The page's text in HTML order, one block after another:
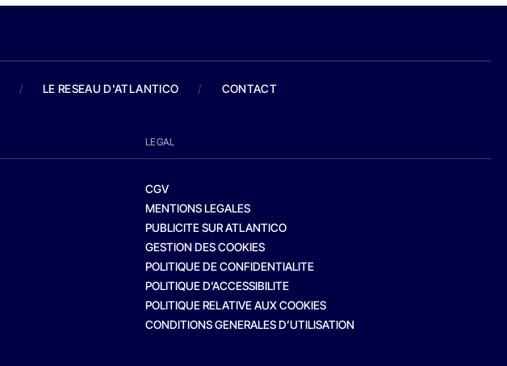
/ LE RESEAU D'ATLANTICO / CONTACT
LEGAL
CGV
MENTIONS LEGALES
PUBLICITE SUR ATLANTICO
GESTION DES COOKIES
POLITIQUE DE CONFIDENTIALITE
POLITIQUE D’ACCESSIBILITE
POLITIQUE RELATIVE AUX COOKIES
CONDITIONS GENERALES D’UTILISATION